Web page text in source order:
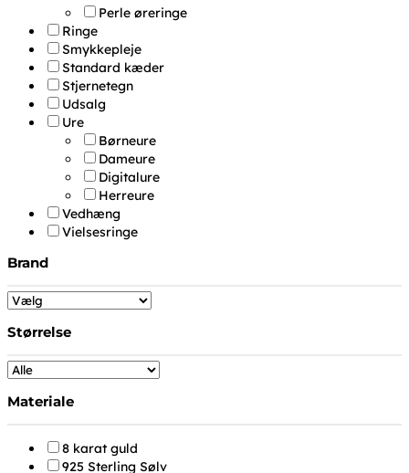
Perle øreringe
Ringe
Smykkepleje
Standard kæder
Stjernetegn
Udsalg
Ure
Børneure
Dameure
Digitalure
Herreure
Vedhæng
Vielsesringe
Brand
Størrelse
Materiale
8 karat guld
925 Sterling Sølv